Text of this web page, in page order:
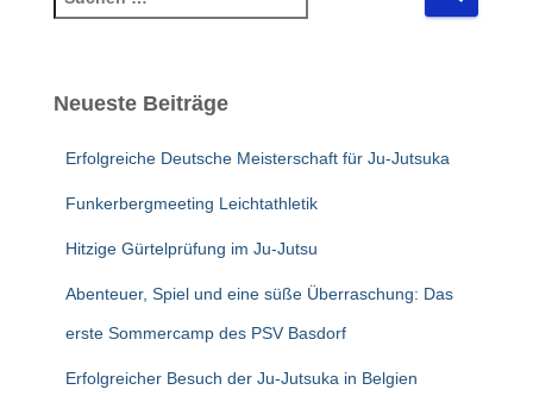
u
eNeueste Beiträge
Erfolgreiche Deutsche Meisterschaft für Ju-Jutsuka
Funkerbergmeeting Leichtathletik
Hitzige Gürtelprüfung im Ju-Jutsu
Abenteuer, Spiel und eine süße Überraschung: Das
erste Sommercamp des PSV Basdorf
Erfolgreicher Besuch der Ju-Jutsuka in Belgien